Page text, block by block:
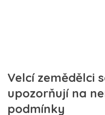
Velcí zemědělci
upozorňují na
podmínky